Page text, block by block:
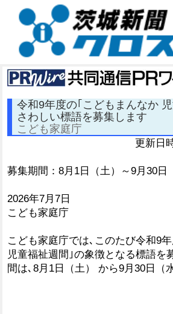
令和9年度の｢こどもまんなか
さわしい標語を募集します
こども家庭庁
更新日
募集期間：8月1日（土）～9月30日
2026年7月7日
こども家庭庁
こども家庭庁では､このたび令和9
児童福祉週間｣の象徴となる標語を
間は､8月1日（土） から9月30日（